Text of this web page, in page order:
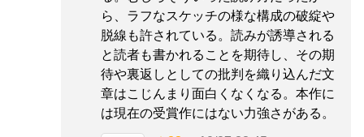
ら、ラフなスケッチの様な構成の破綻や
脱線も許されている。読みが誘導される
と読者も書かれることを期待し、その期
待や裏返しとしての批判を織り込んだ文
章はこじんまり面白くなくなる。本作に
は現在の受賞作にはない力強さがある。